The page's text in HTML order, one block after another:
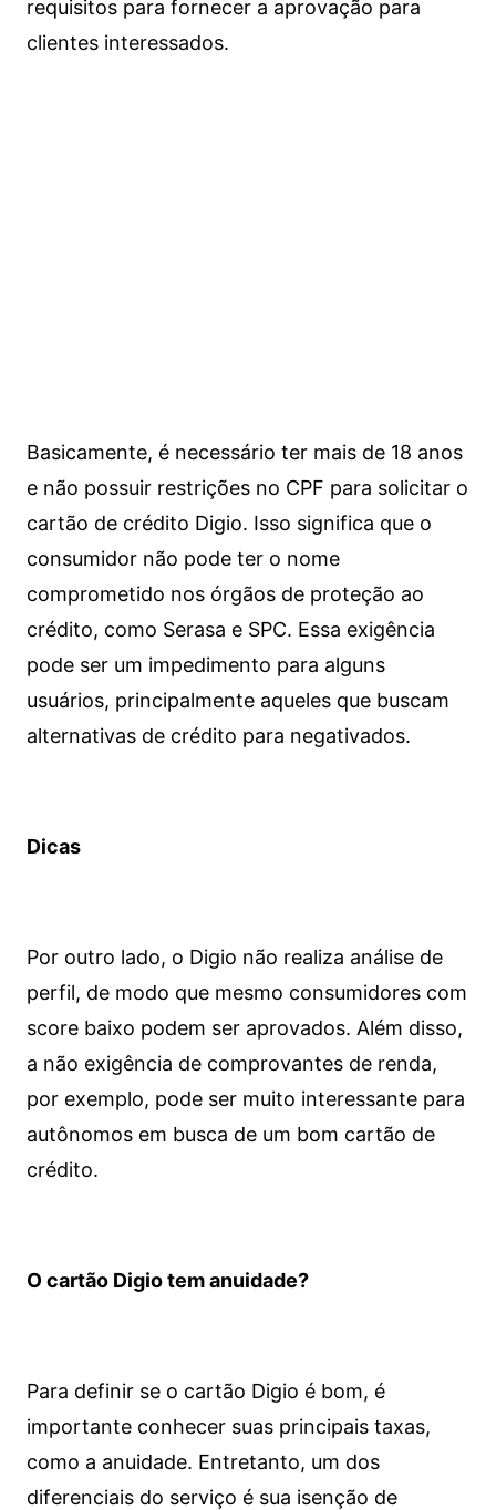
requisitos para fornecer a aprovação para
clientes interessados.
Basicamente, é necessário ter mais de 18 anos
e não possuir restrições no CPF para solicitar o
cartão de crédito Digio. Isso significa que o
consumidor não pode ter o nome
comprometido nos órgãos de proteção ao
crédito, como Serasa e SPC. Essa exigência
pode ser um impedimento para alguns
usuários, principalmente aqueles que buscam
alternativas de crédito para negativados.
Dicas
Por outro lado, o Digio não realiza análise de
perfil, de modo que mesmo consumidores com
score baixo podem ser aprovados. Além disso,
a não exigência de comprovantes de renda,
por exemplo, pode ser muito interessante para
autônomos em busca de um bom cartão de
crédito.
O cartão Digio tem anuidade?
Para definir se o cartão Digio é bom, é
importante conhecer suas principais taxas,
como a anuidade. Entretanto, um dos
diferenciais do serviço é sua isenção de